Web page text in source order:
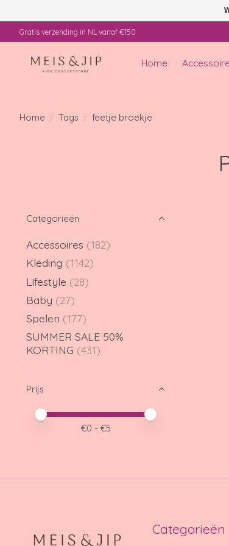
Gratis verzending in NL vanaf €150
Home
Home / Tags / feetje broekje
Categorieën
Accessoires (182)
Kleding (1142)
Lifestyle (28)
Baby (27)
Spelen (177)
SUMMER SALE 50%
KORTING (431)
Prijs
Minimale prijswaarde
Price maximum value
€0 - €5
Categorieën